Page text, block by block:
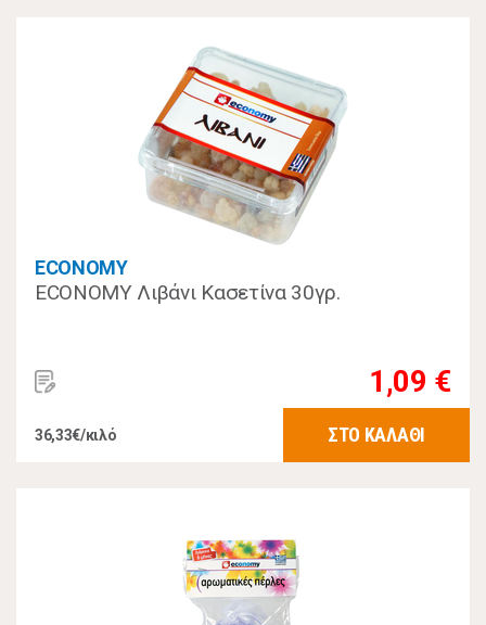
ECONOMY
ECONOMY Λιβάνι Κασετίνα 30γρ.
1,09 €
36,33€/κιλό ΣΤΟ ΚΑΛΑΘΙ